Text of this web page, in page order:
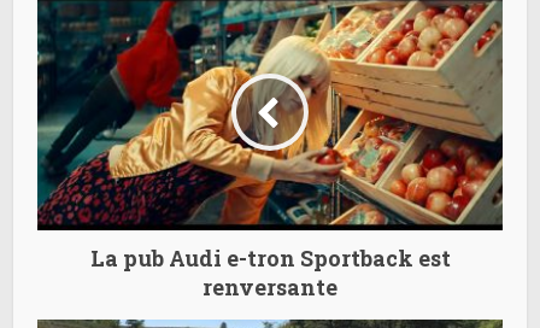
La pub Audi e-tron Sportback est
renversante